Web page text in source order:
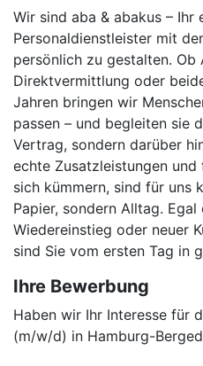
Wir sind aba & abakus – Ihr
Personaldienstleister mit
persönlich zu gestalten. Ob
Direktvermittlung oder
Jahren bringen wir
passen – und begleiten sie
Vertrag, sondern darüber
echte Zusatzleistungen
sich kümmern, sind für uns
Papier, sondern Alltag.
Wiedereinstieg oder neuer
sind Sie vom ersten Tag in
Ihre Bewerbung
Haben wir Ihr Interesse für
(m/w/d) in Hamburg-